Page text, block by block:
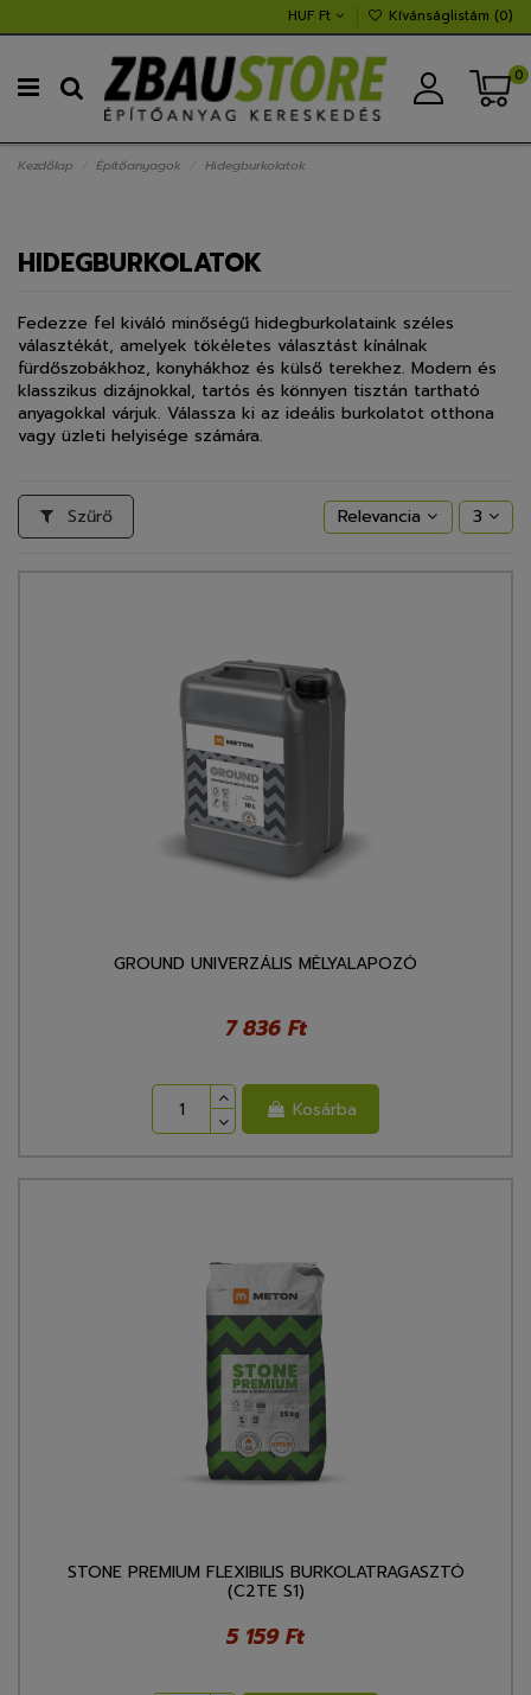
HUF Ft Kívánságlistám (0)
0
Kezdőlap Építőanyagok Hidegburkolatok
HIDEGBURKOLATOK
Fedezze fel kiváló minőségű hidegburkolataink széles
választékát, amelyek tökéletes választást kínálnak
fürdőszobákhoz, konyhákhoz és külső terekhez. Modern és
klasszikus dizájnokkal, tartós és könnyen tisztán tartható
anyagokkal várjuk. Válassza ki az ideális burkolatot otthona
vagy üzleti helyisége számára.
Szűrő Relevancia 3
GROUND UNIVERZÁLIS MÉLYALAPOZÓ
7 836 Ft
Kosárba
STONE PREMIUM FLEXIBILIS BURKOLATRAGASZTÓ
(C2TE S1)
5 159 Ft